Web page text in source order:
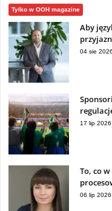
Tylko w OOH magazine
Aby
04 sie 2026
17 lip 2026
To, co
06 lip 2026